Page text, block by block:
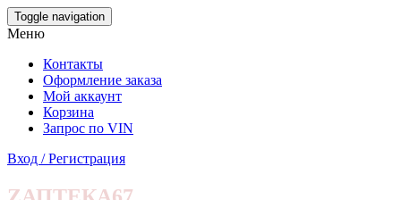
Skip
to
content
Toggle navigation
Меню
Контакты
Оформление заказа
Мой аккаунт
Корзина
Запрос по VIN
Вход / Регистрация